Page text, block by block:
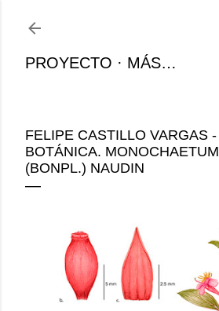
Ir al
PROYECTO MÁS…
FELIPE CASTILLO VARGAS
BOTÁNICA.
(BONPL.) NAUDIN